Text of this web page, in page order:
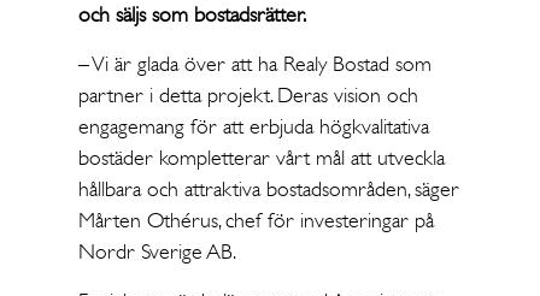
och säljs som bostadsrätter.
– Vi är glada över att ha Realy Bostad som
partner i detta projekt. Deras vision och
engagemang för att erbjuda högkvalitativa
bostäder kompletterar vårt mål att utveckla
hållbara och attraktiva bostadsområden, säger
Mårten Othérus, chef för investeringar på
Nordr Sverige AB.